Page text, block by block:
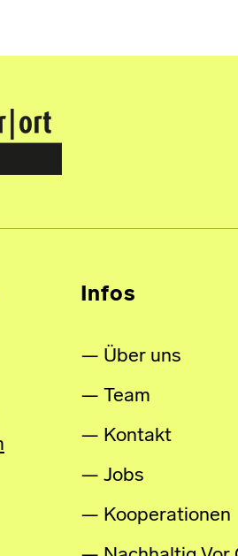
Infos
Über uns
Team
Kontakt
Jobs
Kooperationen